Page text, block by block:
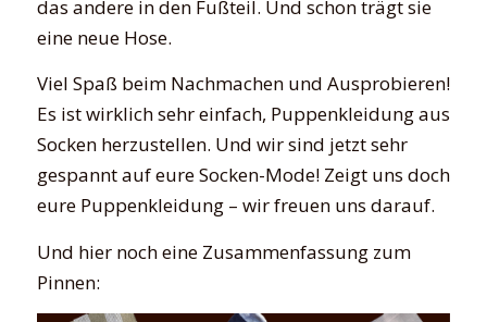
das andere in den Fußteil. Und schon trägt sie
eine neue Hose.
Viel Spaß beim Nachmachen und Ausprobieren!
Es ist wirklich sehr einfach, Puppenkleidung aus
Socken herzustellen. Und wir sind jetzt sehr
gespannt auf eure Socken-Mode! Zeigt uns doch
eure Puppenkleidung – wir freuen uns darauf.
Und hier noch eine Zusammenfassung zum
Pinnen: